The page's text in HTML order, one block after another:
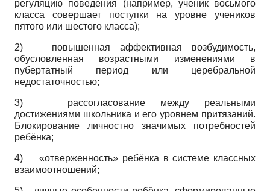
регуляцию поведения (например, ученик восьмого
класса совершает поступки на уровне учеников
пятого или шестого класса);
2) повышенная аффективная возбудимость,
обусловленная возрастными изменениями в
пубертатный период или церебральной
недостаточностью;
3) рассогласование между реальными
достижениями школьника и его уровнем притязаний.
Блокирование личностно значимых потребностей
ребёнка;
4) «отверженность» ребёнка в системе классных
взаимоотношений;